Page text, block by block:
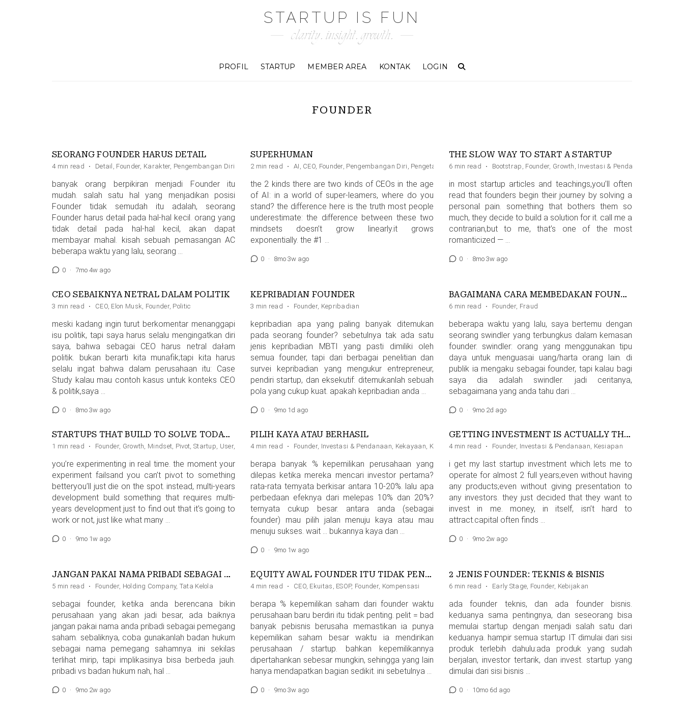
STARTUP IS FUN
clarity. insight. growth.
PROFIL STARTUP MEMBER AREA KONTAK LOGIN
FOUNDER
SEORANG FOUNDER HARUS DETAIL
4 min read · Detail , Founder, Karakter, Pengembangan Diri
banyak orang berpikiran menjadi Founder itu
mudah. salah satu hal yang menjadikan posisi
Founder tidak semudah itu adalah, seorang
Founder harus detail pada hal-hal kecil. orang yang
tidak detail pada hal-hal kecil, akan dapat
membayar mahal. kisah sebuah pemasangan AC
beberapa waktu yang lalu, seorang …
0 · 7mo 4w ago
SUPERHUMAN
2 min read · AI , CEO, Founder, Pengembangan Diri , Pengetahuan
the 2 kinds there are two kinds of CEOs in the age
of AI: in a world of super-leamers, where do you
stand? the difference here is the truth most people
underestimate: the difference between these two
mindsets doesn’t grow linearly.it grows
exponentially. the #1 …
0 · 8mo 3w ago
THE SLOW WAY TO START A STARTUP
6 min read · Bootstrap , Founder, Growth , Investasi & Pendanaan
in most startup articles and teachings,you’ll often
read that founders begin their journey by solving a
personal pain. something that bothers them so
much, they decide to build a solution for it. call me a
contrarian,but to me, that’s one of the most
romanticized — …
0 · 8mo 3w ago
CEO SEBAIKNYA NETRAL DALAM POLITIK
3 min read · CEO, Elon Musk, Founder, Politic
meski kadang ingin turut berkomentar menanggapi
isu politik, tapi saya harus selalu mengingatkan diri
saya, bahwa sebagai CEO harus netral dałam
politik. bukan berarti kita munafik;tapi kita harus
selalu ingat bahwa dalam perusahaan itu: Case
Study kalau mau contoh kasus untuk konteks CEO
& politik,saya …
0 · 8mo 3w ago
KEPRIBADIAN FOUNDER
3 min read · Founder, Kepribadian
kepribadian apa yang paling banyak ditemukan
pada seorang founder? sebetulnya tak ada satu
jenis kepribadian MBTI yang pasti dimiliki oleh
semua founder, tapi dari berbagai penelitian dan
survei kepribadian yang mengukur entrepreneur,
pendiri startup, dan eksekutif: ditemukanlah sebuah
pola yang cukup kuat. apakah kepribadian anda …
0 · 9mo 1d ago
BAGAIMANA CARA MEMBEDAKAN FOUNDER DENGAN SWINDLER?
6 min read · Founder, Fraud
beberapa waktu yang lalu, saya bertemu dengan
seorang swindler yang terbungkus dalam kemasan
founder. swindler: orang yang menggunakan tipu
daya untuk menguasai uang/harta orang lain. di
publik ia mengaku sebagai founder, tapi kalau bagi
saya dia adalah swindler. jadi ceritanya,
sebagaimana yang anda tahu dari …
0 · 9mo 2d ago
STARTUPS THAT BUILD TO SOLVE TODAY’S PROBLEM WILL DIE FAST
1 min read · Founder, Growth, Mindset, Pivot, Startup, User,
you’re experimenting in real time. the moment your
experiment failsand you can’t pivot to something
betteryou’ll just die on the spot. instead, multi-years
development build something that requires multi-
years development just to find out that it’s going to
work or not, just like what many …
0 · 9mo 1w ago
PILIH KAYA ATAU BERHASIL
4 min read · Founder, Investasi & Pendanaan, Kekayaan, Kesuksesan
berapa banyak % kepemilikan perusahaan yang
dilepas ketika mereka mencari investor pertama?
rata-rata temyata berkisar antara 10-20%. lalu apa
perbedaan efeknya dari melepas 10% dan 20%?
ternyata cukup besar. antara anda (sebagai
founder) mau pilih jalan menuju kaya atau mau
menuju sukses. wait … bukannya kaya dan …
0 · 9mo 1w ago
GETTING INVESTMENT IS ACTUALLY THE EASY PART OF BUILDING A STARTUP
4 min read · Founder, Investasi & Pendanaan, Kesiapan
i get my last startup investment which lets me to
operate for almost 2 full years;even without having
any products;even without giving presentation to
any investors. they just decided that they want to
invest in me. money, in itself, isn’t hard to
attract.capital often finds …
0 · 9mo 2w ago
JANGAN PAKAI NAMA PRIBADI SEBAGAI SHAREHOLDER
5 min read · Founder, Holding Company, Tata Kelola
sebagai founder, ketika anda berencana bikin
perusahaan yang akan jadi besar, ada baiknya
jangan pakai nama anda pribadi sebagai pemegang
saham. sebaliknya, coba gunakanlah badan hukum
sebagai nama pemegang sahamnya. ini sekilas
terlihat mirip, tapi implikasinya bisa berbeda jauh.
pribadi vs badan hukum nah, hal …
0 · 9mo 2w ago
EQUITY AWAL FOUNDER ITU TIDAK PENTING
4 min read · CEO, Ekuitas , ESOP, Founder, Kompensasi
berapa % kepemilikan saham dari founder waktu
perusahaan baru berdiri itu tidak penting. pelit = bad
banyak pebisnis berusaha memastikan ia punya
kepemilikan saham besar waktu ia mendirikan
perusahaan / startup. bahkan kepemilikannya
dipertahankan sebesar mungkin, sehingga yang lain
hanya mendapatkan bagian sedikit. ini sebetulnya …
0 · 9mo 3w ago
2 JENIS FOUNDER: TEKNIS & BISNIS
6 min read · Early Stage, Founder, Kebijakan
ada founder teknis, dan ada founder bisnis.
keduanya sama pentingnya, dan seseorang bisa
memulai startup dengan menjadi salah satu dari
keduanya. hampir semua startup IT dimulai dari sisi
produk terlebih dahulu:ada produk yang sudah
berjalan, investor tertarik, dan invest. startup yang
dimulai dari sisi bisnis …
0 · 10mo 6d ago